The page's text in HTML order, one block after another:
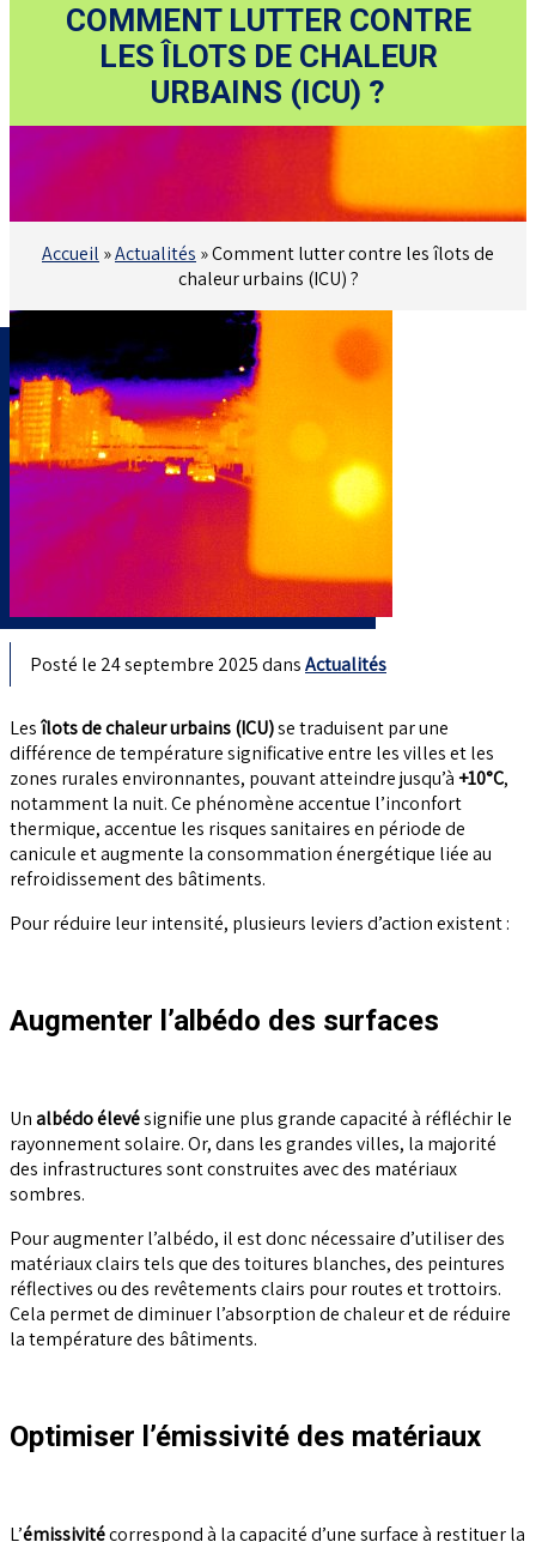
COMMENT LUTTER CONTRE
LES ÎLOTS DE CHALEUR
URBAINS (ICU) ?
Accueil »Actualités »Comment lutter contre les îlots de
chaleur urbains (ICU) ?
Posté le 24 septembre 2025 dansActualités
Lesîlots de chaleur urbains (ICU)se traduisent par une
différence de température significative entre les villes et les
zones rurales environnantes, pouvant atteindre jusqu’à +10°C,
notamment la nuit. Ce phénomène accentue l’inconfort
thermique, accentue les risques sanitaires en période de
canicule et augmente la consommation énergétique liée au
refroidissement des bâtiments.
Pour réduire leur intensité, plusieurs leviers d’action existent :
Augmenter l’albédo des surfaces
Unalbédo élevésignifie une plus grande capacité à réfléchir le
rayonnement solaire. Or, dans les grandes villes, la majorité
des infrastructures sont construites avec des matériaux
sombres.
Pour augmenter l’albédo, il est donc nécessaire d’utiliser des
matériaux clairs tels que des toitures blanches, des peintures
réflectives ou des revêtements clairs pour routes et trottoirs.
Cela permet de diminuer l’absorption de chaleur et de réduire
la température des bâtiments.
Optimiser l’émissivité des matériaux
L’émissivitécorrespond à la capacité d’une surface à restituer la